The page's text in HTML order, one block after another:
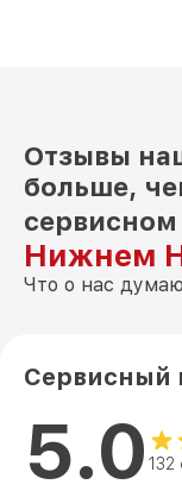
Отзывы
больше,
Нижнем
Что о нас
Сервисный
5.0 132